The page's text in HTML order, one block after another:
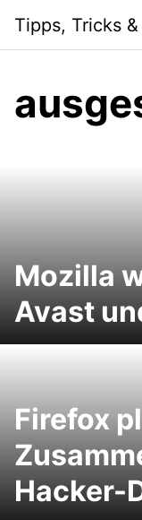
content
Tipps, Tricks
Mozilla
Avast
Firefox
Hacker-